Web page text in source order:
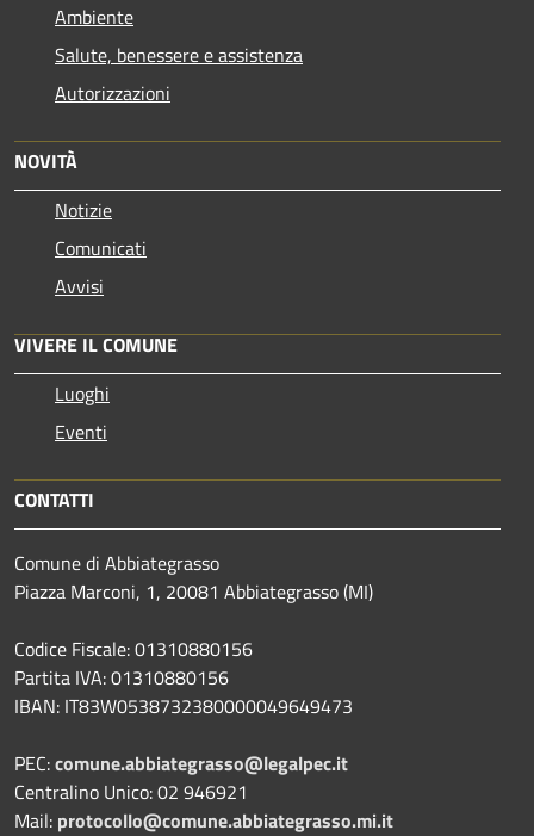
Ambiente
Salute, benessere e assistenza
Autorizzazioni
NOVITÀ
Notizie
Comunicati
Avvisi
VIVERE IL COMUNE
Luoghi
Eventi
CONTATTI
Comune di Abbiategrasso
Piazza Marconi, 1, 20081 Abbiategrasso (MI)
Codice Fiscale: 01310880156
Partita IVA: 01310880156
IBAN: IT83W0538732380000049649473
PEC:comune.abbiategrasso@legalpec.it
Centralino Unico: 02 946921
Mail: protocollo@comune.abbiategrasso.mi.it